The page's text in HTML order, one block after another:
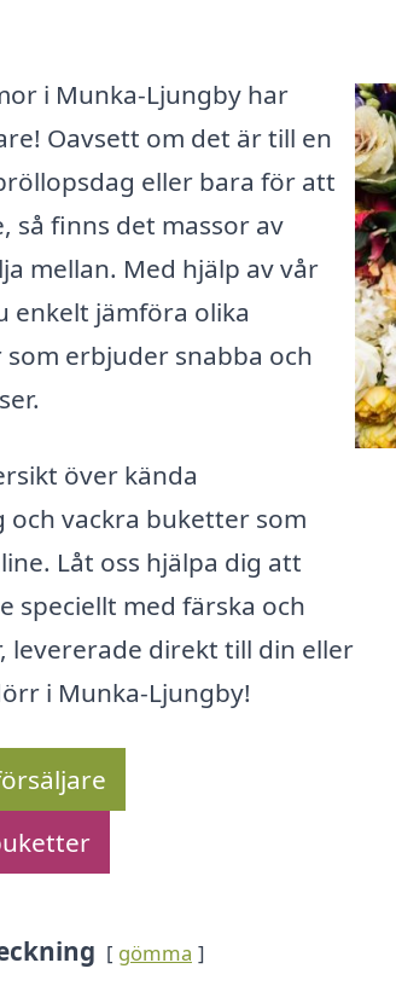
i Munka-Ljungby har
Oavsett om det är till en
eller bara för att
så finns det massor av
mellan. Med hjälp av vår
enkelt jämföra olika
erbjuder snabba och
över kända
vackra buketter som
Låt oss hjälpa dig att
speciellt med färska och
levererade direkt till din eller
i Munka-Ljungby!
gömma